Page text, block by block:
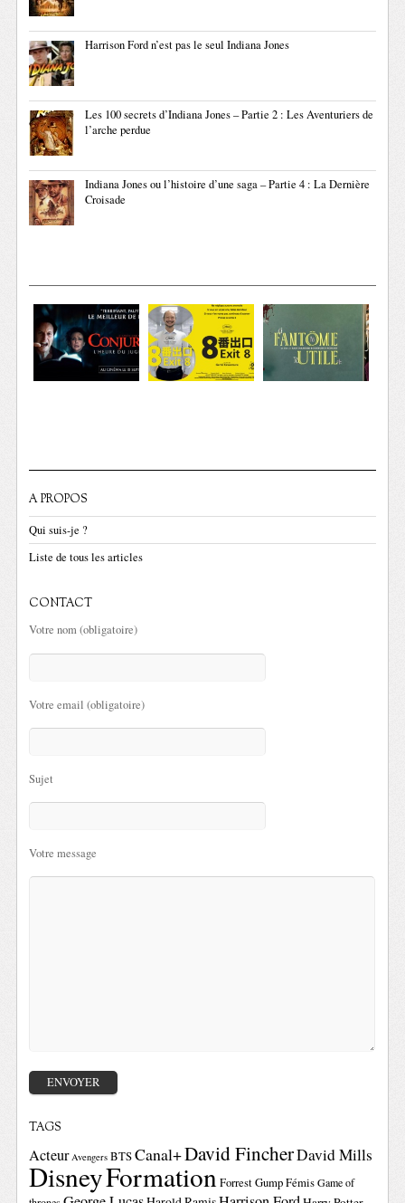
Harrison Ford n’est pas le seul Indiana Jones
Les 100 secrets d’Indiana Jones – Partie 2 : Les Aventuriers de
l’arche perdue
Indiana Jones ou l’histoire d’une saga – Partie 4 : La Dernière
Croisade
A PROPOS
Qui suis-je ?
Liste de tous les articles
CONTACT
Votre nom (obligatoire)
Votre email (obligatoire)
Sujet
Votre message
TAGS
Acteur Avengers BTSCanal+David FincherDavid Mills
DisneyFormationForrest GumpFémis Game of